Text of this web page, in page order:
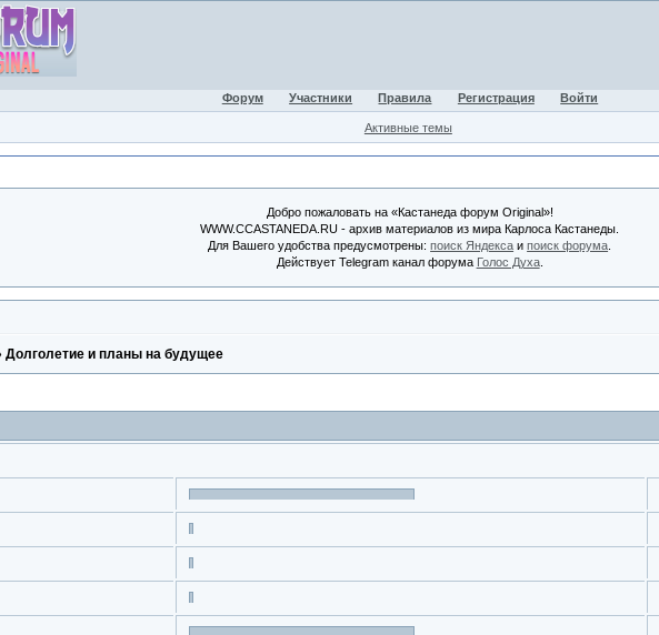
Форум Участники Правила Регистрация Войти
Активные темы
Добро пожаловать на «Кастанеда форум Original»!
WWW.CCASTANEDA.RU - архив материалов из мира Карлоса Кастанеды.
Для Вашего удобства предусмотрены:поиск Яндекса ипоиск форума
Действует Telegram канал форума Голос Духа.
Долголетие и планы на будущее